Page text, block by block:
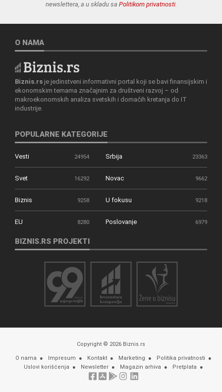
newslettera, a u skladu sa Politikom privatnosti.
O NAMA
Biznis.rs je jedinstveni informativni portal koji se bavi finansijskim i
ekonomskim temama značajnim za društveni razvoj – od
makroekonomskih analiza svetskih i domaćih kretanja do IT
industrije.
POPULARNE KATEGORIJE
Vesti 24954 Srbija 23363
Svet 16292 Novac 9662
Biznis 9258 U fokusu 9218
EU 8280 Poslovanje 6979
BIZNIS.RS PROJEKTI
Copyright © 2026 Biznis.rs
O nama Impresum Kontakt Marketing
Politika privatnosti
Uslovi korišćenja
Newsletter Magazin arhiva Pretplata